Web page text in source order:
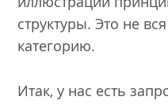
структуры. Это не
категорию.
Итак, у нас есть